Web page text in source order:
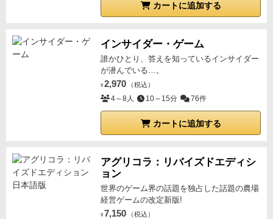
カートに追加する
インサイダー・ゲーム
誰かひとり、答えを知っているインサイダー
が潜んでいる…。
¥ 2,970 （税込）
4～8人 10～15分 76件
カートに追加する
アグリコラ：リバイズドエディシ
ョン
世界のゲーム界の話題を独占した話題の農場
経営ゲームの改定新版!
¥ 7,150 （税込）